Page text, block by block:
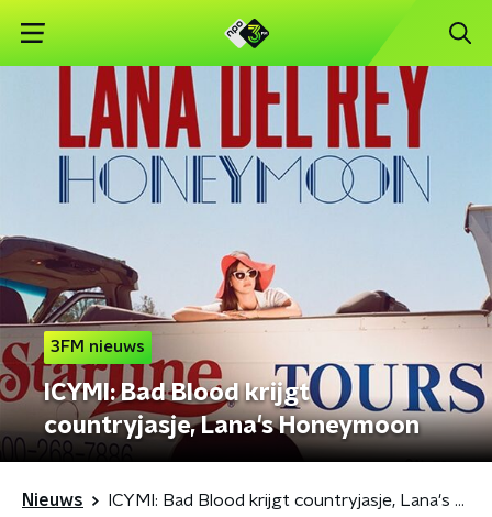
3FM nieuws
ICYMI: Bad Blood krijgt
countryjasje, Lana's Honeymoon
Nieuws ICYMI: Bad Blood krijgt countryjasje, Lana's Honeymoon